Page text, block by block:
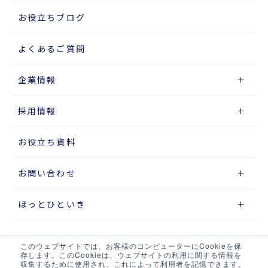
このウェブサイトでは、お客様のコンピューターにCookieを保
存します。このCookieは、ウェブサイトの利用に関する情報を
収集するために使用され、これによって利用者を記憶できます。
お役立ちブログ
よくあるご質問
企業情報
採用情報
お役立ち資料
お問い合わせ
ほっとひといき
サイトマップ